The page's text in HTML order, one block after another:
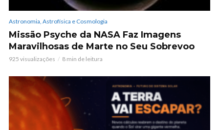
Astronomia, Astrofísica e Cosmologia
Missão Psyche da NASA Faz Imagens
Maravilhosas de Marte no Seu Sobrevoo
925 visualizações 8 min de leitura